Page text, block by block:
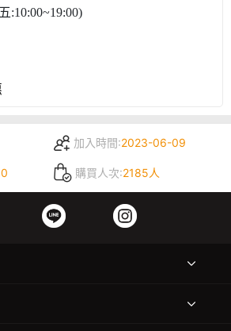
:10:00~19:00)
加入時間:2023-06-09
購買人次:2185人